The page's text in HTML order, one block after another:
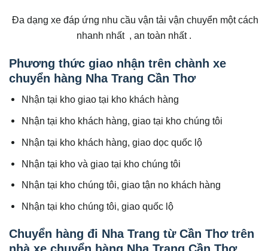
Đa dạng xe đáp ứng nhu cầu vận tải vận chuyển một cách
nhanh nhất , an toàn nhất .
Phương thức giao nhận trên chành xe
chuyển hàng Nha Trang Cần Thơ
Nhận tại kho giao tại kho khách hàng
Nhận tại kho khách hàng, giao tại kho chúng tôi
Nhận tại kho khách hàng, giao dọc quốc lộ
Nhận tại kho và giao tại kho chúng tôi
Nhận tại kho chúng tôi, giao tận no khách hàng
Nhận tại kho chúng tôi, giao quốc lộ
Chuyển hàng đi Nha Trang từ Cần Thơ trên